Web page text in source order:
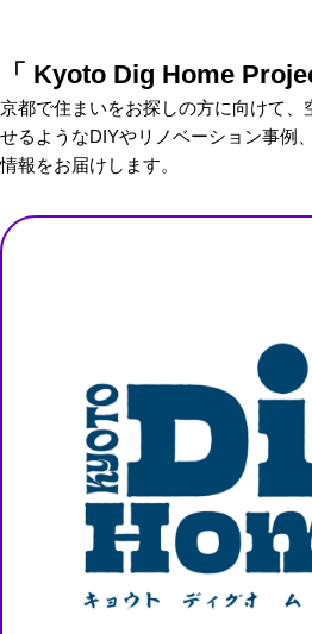
「 Kyoto Dig Home
京都で住まいをお探しの方に向けて、
せるようなDIYやリノベーション事例
情報をお届けします。